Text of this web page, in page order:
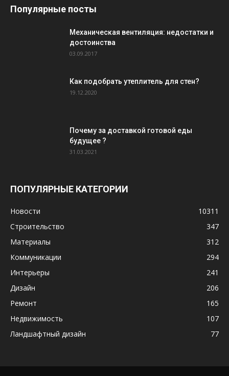
Популярные посты
Механическая вентиляция: недостатки и
достоинства
03.09.2017
Как подобрать утеплитель для стен?
19.12.2020
Почему за доставкой готовой еды
будущее ?
31.03.2021
ПОПУЛЯРНЫЕ КАТЕГОРИИ
Новости
10311
Строительство
347
Материалы
312
Коммуникации
294
Интерьеры
241
Дизайн
206
Ремонт
165
Недвижимость
107
Ландшафтный дизайн
77